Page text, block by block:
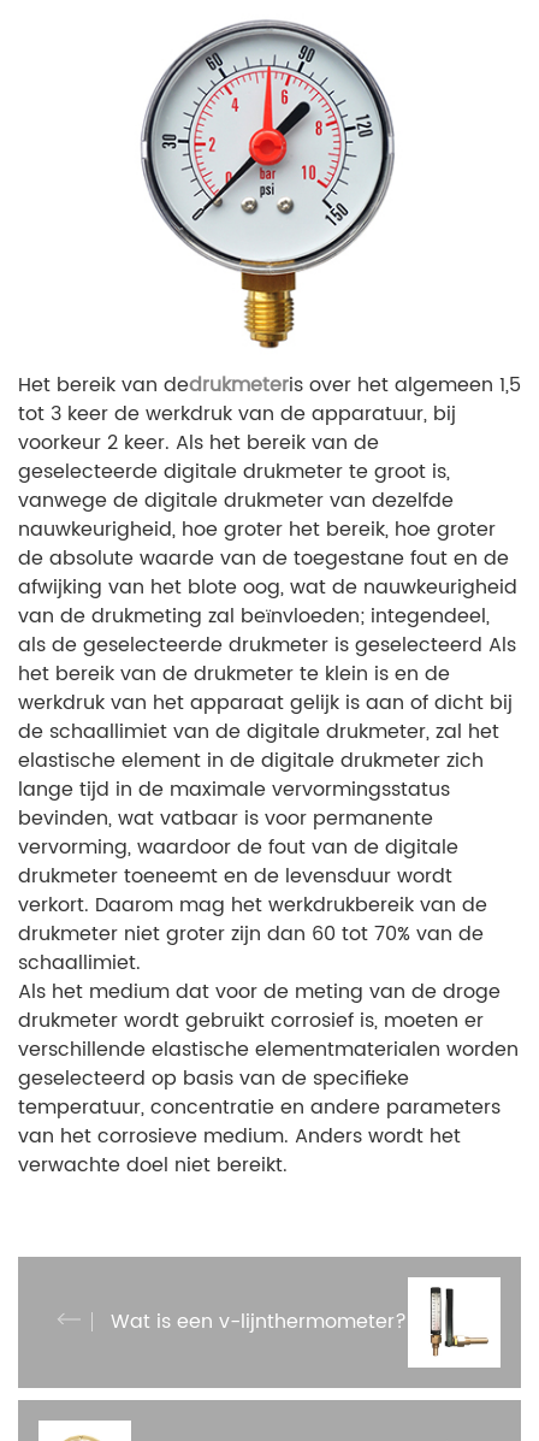
Het bereik van dedrukmeteris over het algemeen 1,5
tot 3 keer de werkdruk van de apparatuur, bij
voorkeur 2 keer. Als het bereik van de
geselecteerde digitale drukmeter te groot is,
vanwege de digitale drukmeter van dezelfde
nauwkeurigheid, hoe groter het bereik, hoe groter
de absolute waarde van de toegestane fout en de
afwijking van het blote oog, wat de nauwkeurigheid
van de drukmeting zal beïnvloeden; integendeel,
als de geselecteerde drukmeter is geselecteerd Als
het bereik van de drukmeter te klein is en de
werkdruk van het apparaat gelijk is aan of dicht bij
de schaallimiet van de digitale drukmeter, zal het
elastische element in de digitale drukmeter zich
lange tijd in de maximale vervormingsstatus
bevinden, wat vatbaar is voor permanente
vervorming, waardoor de fout van de digitale
drukmeter toeneemt en de levensduur wordt
verkort. Daarom mag het werkdrukbereik van de
drukmeter niet groter zijn dan 60 tot 70% van de
schaallimiet.
Als het medium dat voor de meting van de droge
drukmeter wordt gebruikt corrosief is, moeten er
verschillende elastische elementmaterialen worden
geselecteerd op basis van de specifieke
temperatuur, concentratie en andere parameters
van het corrosieve medium. Anders wordt het
verwachte doel niet bereikt.
Wat is een v-lijnthermometer?